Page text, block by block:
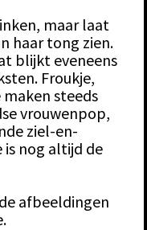
maar laat
haar tong zien.
blijkt eveneens
Froukje,
maken steeds
vrouwenpop,
ziel-en-
is nog altijd de
afbeeldingen
’24